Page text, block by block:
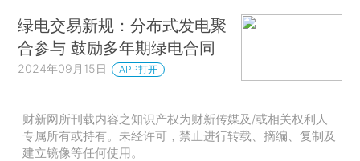
绿电交易新规：分布式发电聚
合参与 鼓励多年期绿电合同
2024年09月15日 APP打开
财新网所刊载内容之知识产权为财新传媒及/或相关权利人
专属所有或持有。未经许可，禁止进行转载、摘编、复制及
建立镜像等任何使用。